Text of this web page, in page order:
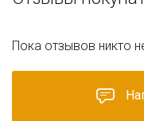
Пока отзывов никто